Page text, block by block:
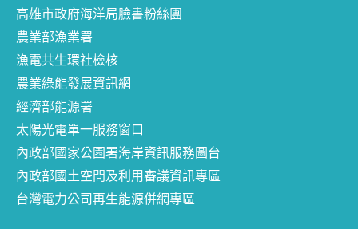
高雄市政府海洋局臉書粉絲團
農業部漁業署
漁電共生環社檢核
農業綠能發展資訊網
經濟部能源署
太陽光電單一服務窗口
內政部國家公園署海岸資訊服務圖台
內政部國土空間及利用審議資訊專區
台灣電力公司再生能源併網專區